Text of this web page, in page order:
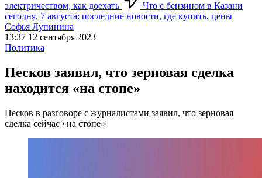
электричеством, как доехать
Что с бензином в Казани
сегодня, 7 августа: последние новости, где купить, цены
Софья Лупинина
13:37 12 сентября 2023
Политика
Песков заявил, что зерновая сделка
находится «на стопе»
Песков в разговоре с журналистами заявил, что зерновая
сделка сейчас «на стопе»